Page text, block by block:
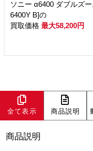
ソニー α6400 ダブルズ
6400Y B]の
買取価格 最大58,200円
全て表示 商品説明
商品説明